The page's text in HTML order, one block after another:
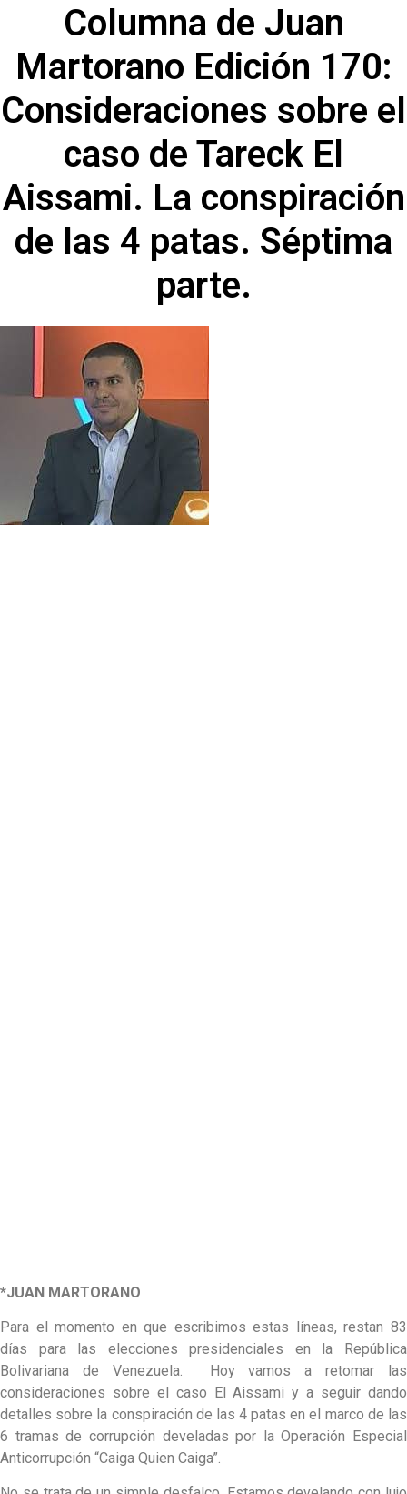
Columna de Juan
Martorano Edición 170:
Consideraciones sobre el
caso de Tareck El
Aissami. La conspiración
de las 4 patas. Séptima
parte.
*JUAN MARTORANO
Para el momento en que escribimos estas líneas, restan 83
días para las elecciones presidenciales en la República
Bolivariana de Venezuela. Hoy vamos a retomar las
consideraciones sobre el caso El Aissami y a seguir dando
detalles sobre la conspiración de las 4 patas en el marco de las
6 tramas de corrupción develadas por la Operación Especial
Anticorrupción “Caiga Quien Caiga”.